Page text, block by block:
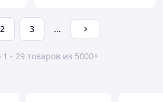
2 3 ...
1 - 29 товаров из 5000+